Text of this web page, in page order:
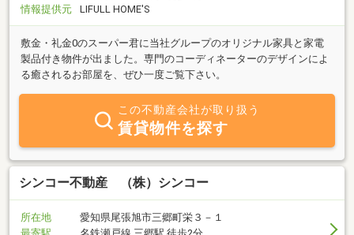
情報提供元
LIFULL HOME'S
敷金・礼金0のスーパー君に当社グループのオリジナル家具と家電
製品付き物件が出ました。専門のコーディネーターのデザインによ
る癒されるお部屋を、ぜひ一度ご覧下さい。
この不動産会社が取り扱う
賃貸物件を探す
シンコー不動産 （株）シンコー
所在地
愛知県尾張旭市三郷町栄３－１